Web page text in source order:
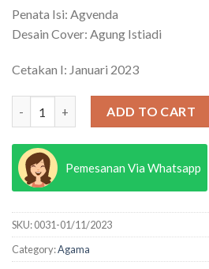
Penata Isi: Agvenda
Desain Cover: Agung Istiadi
Cetakan I: Januari 2023
ADD TO CART
Pemesanan Via Whatsapp
SKU:0031-01/11/2023
Category:Agama